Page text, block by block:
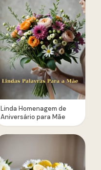
Linda Homenagem de
Aniversário para Mãe